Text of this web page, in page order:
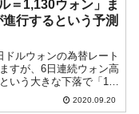
＝1,130ウォン」ま
行するという予測
ドルウォンの為替レート
すが、6日連続ウォン高
いう大きな下落で「1ド
」まできました。上掲は
ローソク足1本が1日の
2020.09.20